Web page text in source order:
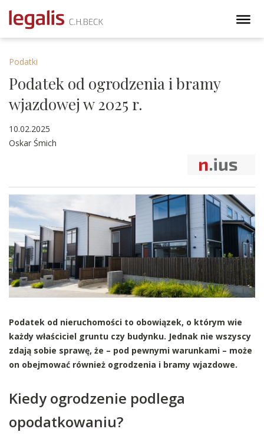
Podatki
Podatek od ogrodzenia i bramy
wjazdowej w 2025 r.
10.02.2025
Oskar Śmich
Podatek od nieruchomości to obowiązek, o którym wie
każdy właściciel gruntu czy budynku. Jednak nie wszyscy
zdają sobie sprawę, że – pod pewnymi warunkami – może
on obejmować również ogrodzenia i bramy wjazdowe.
Kiedy ogrodzenie podlega
opodatkowaniu?